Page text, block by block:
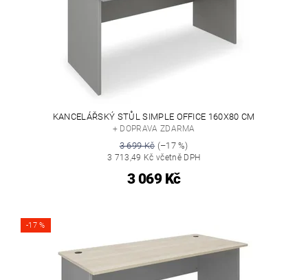
KANCELÁŘSKÝ STŮL SIMPLE OFFICE 160X80 CM
+ DOPRAVA ZDARMA
3 699 Kč(–17 %)
3 713,49 Kč včetně DPH
3 069 Kč
-17 %